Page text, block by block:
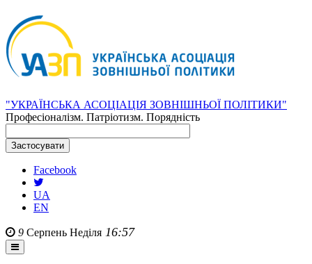
"УКРАЇНСЬКА АСОЦІАЦІЯ ЗОВНІШНЬОЇ ПОЛІТИКИ"
Професіоналізм. Патріотизм. Порядність
Facebook
UA
EN
9 Серпень Неділя 16:57